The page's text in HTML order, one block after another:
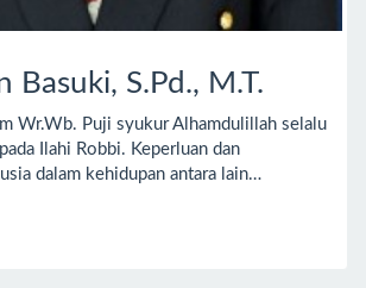
Basuki, S.Pd., M.T.
Wr.Wb. Puji syukur Alhamdulillah selalu
Ilahi Robbi. Keperluan dan
dalam kehidupan antara lain…